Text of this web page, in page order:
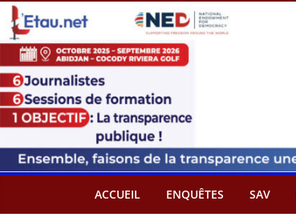
ACCUEIL ENQUÊTES SAV